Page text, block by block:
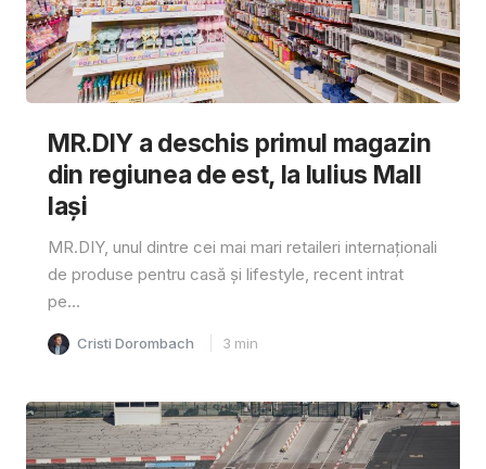
MR.DIY a deschis primul magazin
din regiunea de est, la Iulius Mall
Iași
MR.DIY, unul dintre cei mai mari retaileri internaționali
de produse pentru casă și lifestyle, recent intrat
pe...
Cristi Dorombach 3 min